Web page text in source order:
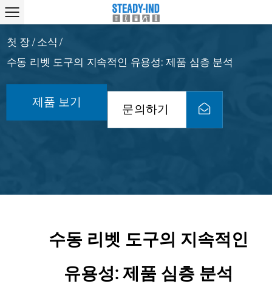
첫 장 / 소식 /
수동 리벳 ​​도구의 지속적인 유용성: 제품 심층 분석
제품 보기
문의하기
수동 리벳 ​​도구의 지속적인
유용성: 제품 심층 분석